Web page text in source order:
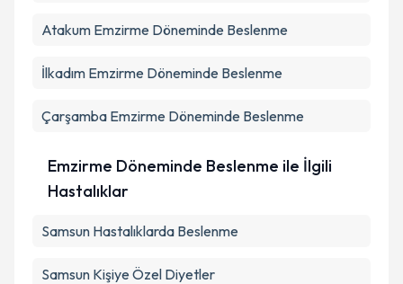
Atakum Emzirme Döneminde Beslenme
İlkadım Emzirme Döneminde Beslenme
Çarşamba Emzirme Döneminde Beslenme
Emzirme Döneminde Beslenme ile İlgili
Hastalıklar
Samsun Hastalıklarda Beslenme
Samsun Kişiye Özel Diyetler